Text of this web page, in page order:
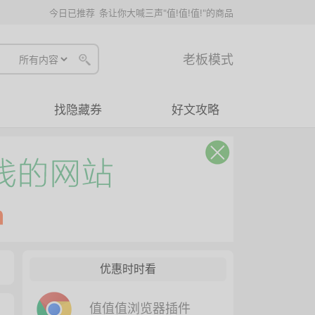
今日已推荐 条让你大喊三声"值!值!值!"的商品
老板模式
找隐藏券 好文攻略
优惠时时看
值值值浏览器插件